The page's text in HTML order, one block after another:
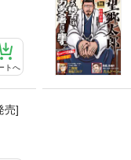
トへ
売]